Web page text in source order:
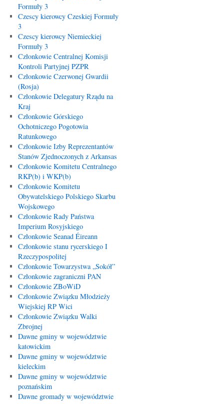
Formuły 3
Czescy kierowcy Czeskiej Formuły
3
Czescy kierowcy Niemieckiej
Formuły 3
Członkowie Centralnej Komisji
Kontroli Partyjnej PZPR
Członkowie Czerwonej Gwardii
(Rosja)
Członkowie Delegatury Rządu na
Kraj
Członkowie Górskiego
Ochotniczego Pogotowia
Ratunkowego
Członkowie Izby Reprezentantów
Stanów Zjednoczonych z Arkansas
Członkowie Komitetu Centralnego
RKP(b) i WKP(b)
Członkowie Komitetu
Obywatelskiego Polskiego Skarbu
Wojskowego
Członkowie Rady Państwa
Imperium Rosyjskiego
Członkowie Seanad Éireann
Członkowie stanu rycerskiego I
Rzeczypospolitej
Członkowie Towarzystwa „Sokół”
Członkowie zagraniczni PAN
Członkowie ZBoWiD
Członkowie Związku Młodzieży
Wiejskiej RP Wici
Członkowie Związku Walki
Zbrojnej
Dawne gminy w województwie
katowickim
Dawne gminy w województwie
kieleckim
Dawne gminy w województwie
poznańskim
Dawne gromady w województwie